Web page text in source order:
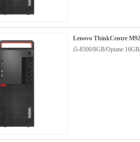
Lenovo ThinkCentre
i5-8500/8GB/Optane